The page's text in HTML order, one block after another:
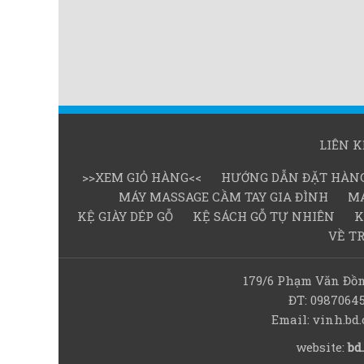
LIÊN
>>XEM GIỎ HÀNG<<
HƯỚNG DẪN ĐẶT
MÁY MASSAGE CẦM TAY GIA ĐÌNH
KỆ GIÀY DÉP GỖ
KỆ SÁCH GỖ TỰ NHIÊN
VỀ
179/6 Phạm Văn
ĐT:
Email:
website: